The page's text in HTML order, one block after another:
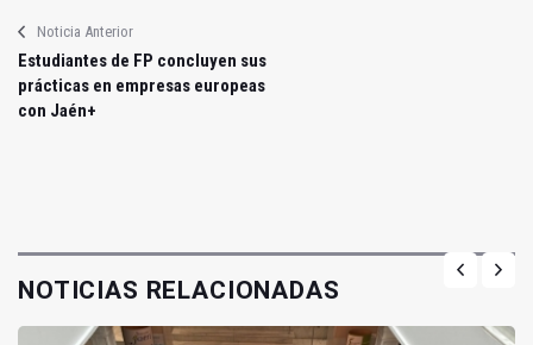
Noticia Anterior
Estudiantes de FP concluyen sus
prácticas en empresas europeas
con Jaén+
NOTICIAS RELACIONADAS